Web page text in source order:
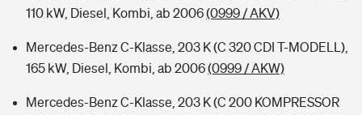
110 kW, Diesel, Kombi, ab 2006(0999 / AKV)
Mercedes-Benz C-Klasse, 203 K (C 320 CDI T-MODELL),
165 kW, Diesel, Kombi, ab 2006(0999 / AKW)
Mercedes-Benz C-Klasse, 203 K (C 200 KOMPRESSOR